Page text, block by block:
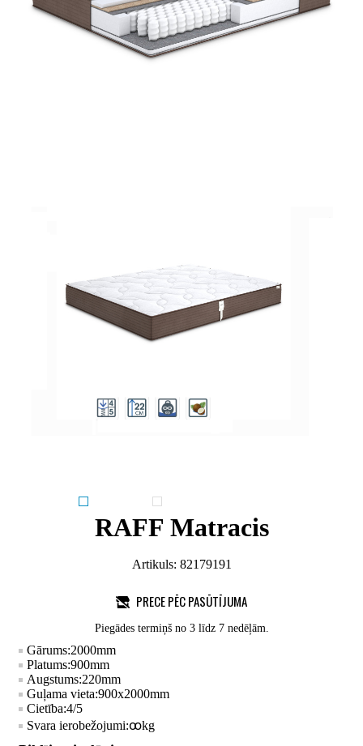
RAFF Matracis
Artikuls: 82179191
PRECE PĒC PASŪTĪJUMA
Piegādes termiņš no 3 līdz 7 nedēļām.
Gārums:2000mm
Platums:900mm
Augstums:220mm
Guļama vieta:900x2000mm
Cietība:4/5
Svara ierobežojumi:ꚙkg